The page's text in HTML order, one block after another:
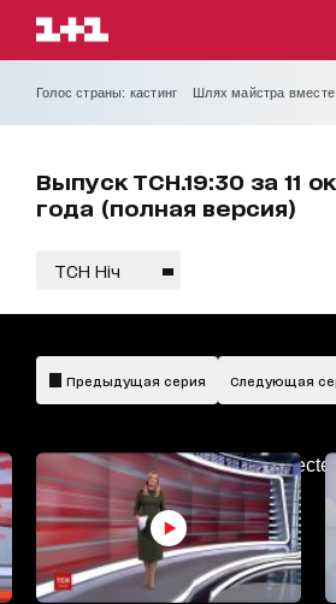
Голос страны: кастинг Шлях майстра
Выпуск ТСН.19:30 за 11
года (полная версия)
ТСН Ніч
AdBlockDetected!
Предыдущая серия Следующая